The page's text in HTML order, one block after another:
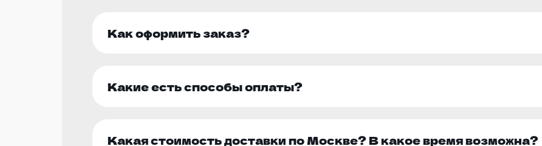
Как оформить заказ?
Какие есть способы оплаты?
Какая стоимость доставки по Москве? В какое время возможна?